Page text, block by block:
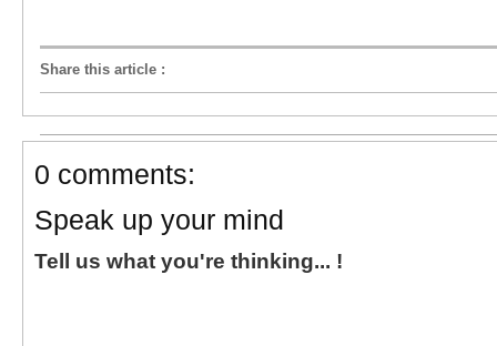
Share this article :
0 comments:
Speak up your mind
Tell us what you're thinking... !